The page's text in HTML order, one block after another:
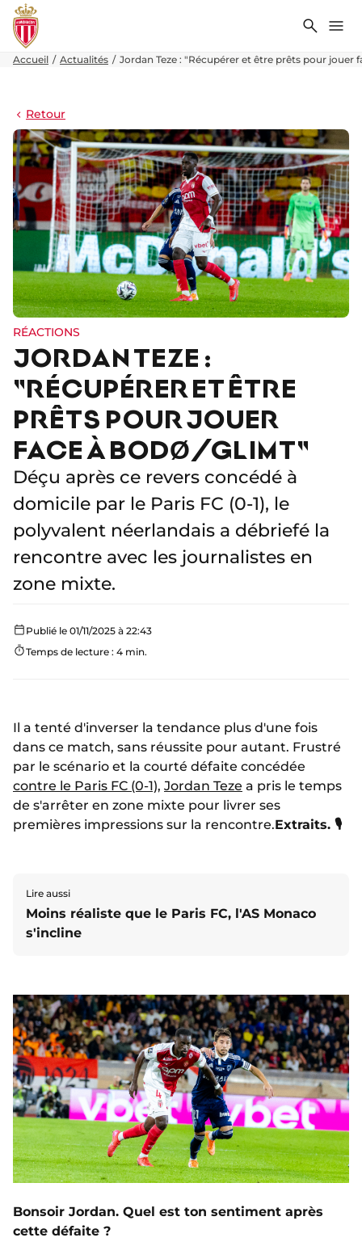
Accueil Actualités Jordan Teze : "Récupérer et être prêts pour jouer
Retour
RÉACTIONS
JORDAN TEZE :
"RÉCUPÉRER ET ÊTRE
PRÊTS POUR JOUER
FACE À BODØ/GLIMT"
Déçu après ce revers concédé à
domicile par le Paris FC (0-1), le
polyvalent néerlandais a débriefé la
rencontre avec les journalistes en
zone mixte.
Publié le 01/11/2025 à 22:43
Temps de lecture : 4 min.
Il a tenté d'inverser la tendance plus d'une fois
dans ce match, sans réussite pour autant. Frustré
par le scénario et la courté défaite concédée
contre le Paris FC (0-1), Jordan Teze a pris le temps
de s'arrêter en zone mixte pour livrer ses
premières impressions sur la rencontre.Extraits. 🎙️
Lire aussi
Moins réaliste que le Paris FC, l'AS Monaco
s'incline
Bonsoir Jordan. Quel est ton sentiment après
cette défaite ?